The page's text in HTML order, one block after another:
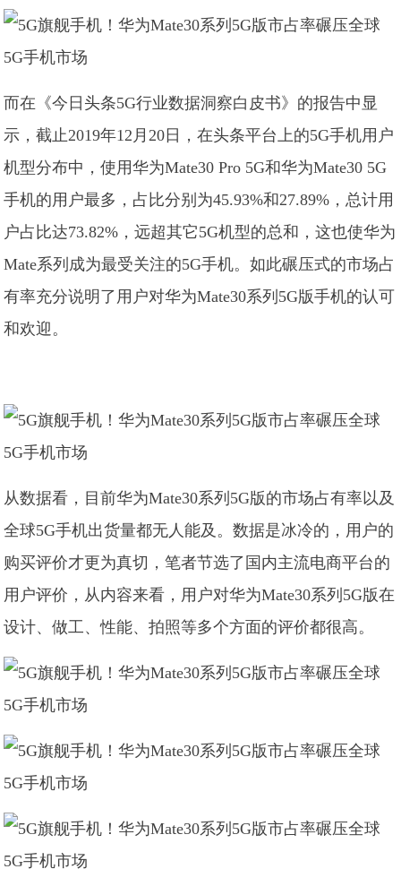
而在《今日头条5G行业数据洞察白皮书》的报告中显
示，截止2019年12月20日，在头条平台上的5G手机用户
机型分布中，使用华为Mate30 Pro 5G和华为Mate30 5G
手机的用户最多，占比分别为45.93%和27.89%，总计用
户占比达73.82%，远超其它5G机型的总和，这也使华为
Mate系列成为最受关注的5G手机。如此碾压式的市场占
有率充分说明了用户对华为Mate30系列5G版手机的认可
和欢迎。
从数据看，目前华为Mate30系列5G版的市场占有率以及
全球5G手机出货量都无人能及。数据是冰冷的，用户的
购买评价才更为真切，笔者节选了国内主流电商平台的
用户评价，从内容来看，用户对华为Mate30系列5G版在
设计、做工、性能、拍照等多个方面的评价都很高。